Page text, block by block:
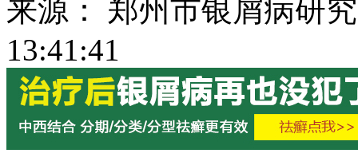
来源： 郑州市银屑病研
13:41:41